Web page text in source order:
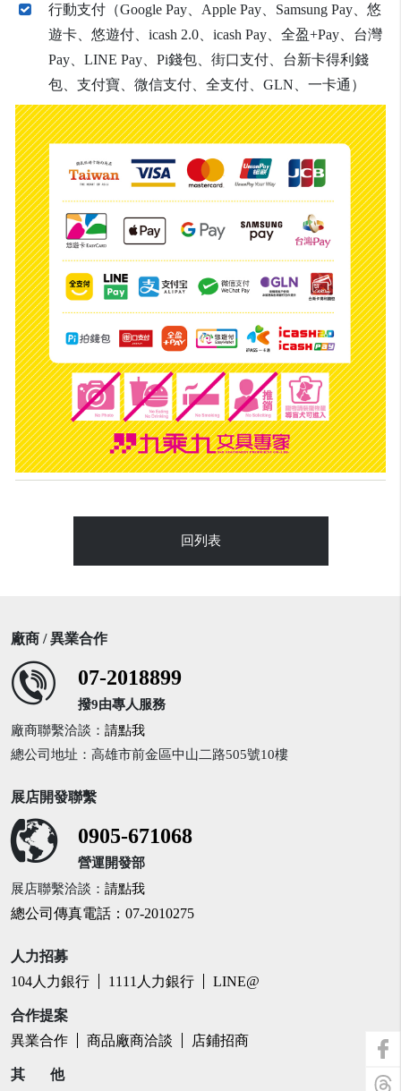
行動支付（Google Pay、Apple Pay、Samsung Pay、悠
遊卡、悠遊付、icash 2.0、icash Pay、全盈+Pay、台灣
Pay、LINE Pay、Pi錢包、街口支付、台新卡得利錢
包、支付寶、微信支付、全支付、GLN、一卡通）
回列表
廠商 / 異業合作
07-2018899
撥9由專人服務
廠商聯繫洽談： 請點我
總公司地址：高雄市前金區中山二路505號10樓
展店開發聯繫
0905-671068
營運開發部
展店聯繫洽談： 請點我
總公司傳真電話：07-2010275
人力招募
104人力銀行
1111人力銀行 LINE@
合作提案
異業合作
商品廠商洽談 店鋪招商
其 他